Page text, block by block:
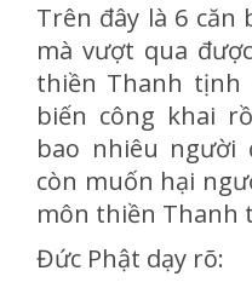
Trên đây là 6 căn
mà vượt qua
thiền Thanh tịnh
biến công khai
bao nhiêu người
còn muốn hại
môn thiền Thanh
Đức Phật dạy rõ: